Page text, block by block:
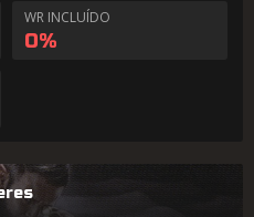
WR INCLUÍDO
0%